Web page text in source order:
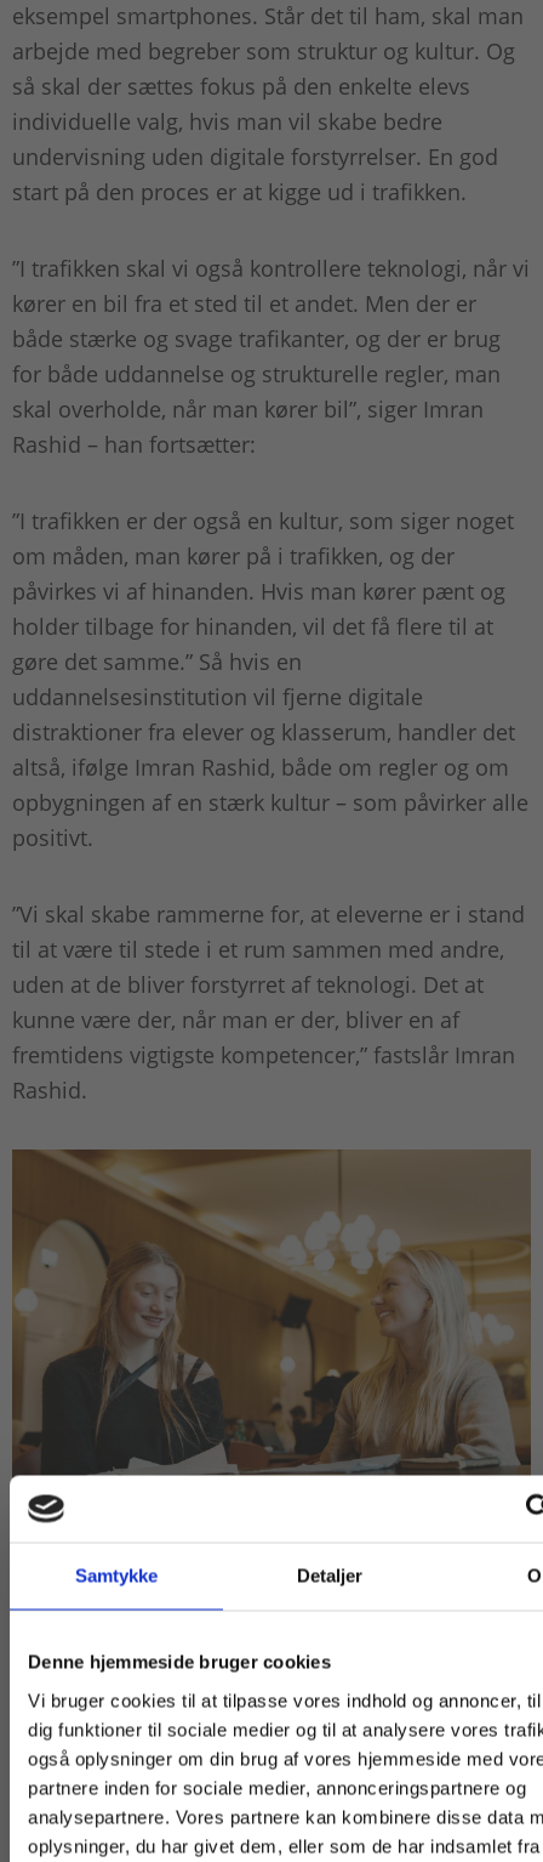
Samtykke Detaljer
Denne hjemmeside bruger cookies
Vi bruger cookies til at tilpasse vores indhold og annoncer,
dig funktioner til sociale medier og til at analysere vores
også oplysninger om din brug af vores hjemmeside med
partnere inden for sociale medier, annonceringspartnere og
analysepartnere. Vores partnere kan kombinere disse data
oplysninger, du har givet dem, eller som de har indsamlet
eksempel smartphones. Står det til ham, skal man
arbejde med begreber som struktur og kultur. Og
så skal der sættes fokus på den enkelte elevs
individuelle valg, hvis man vil skabe bedre
undervisning uden digitale forstyrrelser. En god
start på den proces er at kigge ud i trafikken.
”I trafikken skal vi også kontrollere teknologi, når vi
kører en bil fra et sted til et andet. Men der er
både stærke og svage trafikanter, og der er brug
for både uddannelse og strukturelle regler, man
skal overholde, når man kører bil”, siger Imran
Rashid – han fortsætter:
”I trafikken er der også en kultur, som siger noget
om måden, man kører på i trafikken, og der
påvirkes vi af hinanden. Hvis man kører pænt og
holder tilbage for hinanden, vil det få flere til at
gøre det samme.” Så hvis en
uddannelsesinstitution vil fjerne digitale
distraktioner fra elever og klasserum, handler det
altså, ifølge Imran Rashid, både om regler og om
opbygningen af en stærk kultur – som påvirker alle
positivt.
”Vi skal skabe rammerne for, at eleverne er i stand
til at være til stede i et rum sammen med andre,
uden at de bliver forstyrret af teknologi. Det at
kunne være der, når man er der, bliver en af
fremtidens vigtigste kompetencer,” fastslår Imran
Rashid.
Coco Alvida Baunø Partov og Mayhilde Karla Thierry Alken,
Der er fjernet et skjold
Ifølge Coco Alvida Baunø Partov og Mathilde Karla
deres klassekammerater at lægge smartphonen
fra sig. Og i elevrådet, som de begge sidder i, har
flere argumenteret for, at det er en rettighed, man
har, at man altid kan kontaktes digitalt – også i
timerne.
Fortsæt som:
For privatkunder og
studerende. Du får
For institutioner
virksomheder. Du